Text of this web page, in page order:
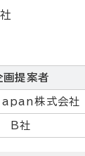
画提案者
株式会社
B社